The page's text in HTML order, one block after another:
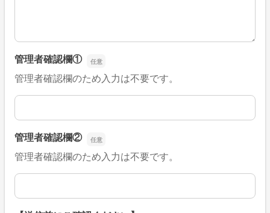
管理者確認欄①
管理者確認欄のため入力は不要です。
管理者確認欄①
管理者確認欄②
管理者確認欄のため入力は不要です。
管理者確認欄②